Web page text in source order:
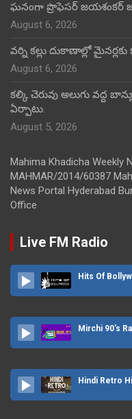
ఘనంగా ప్రొఫెసర్ జయశంకర్
August 6, 2026
వర్ని కల్లు దుకాణాల్లో
August 6, 2026
కల్కి చెరువు అలుగు వద్ద
ఏర్పాటు.
August 5, 2026
Mahima Khadicha Weekly
MAHMAR/2014/60387
News Portal Hyderabad
Office
Live FM Radio
Hits Of
Mirchi 90's
Hindi Retro